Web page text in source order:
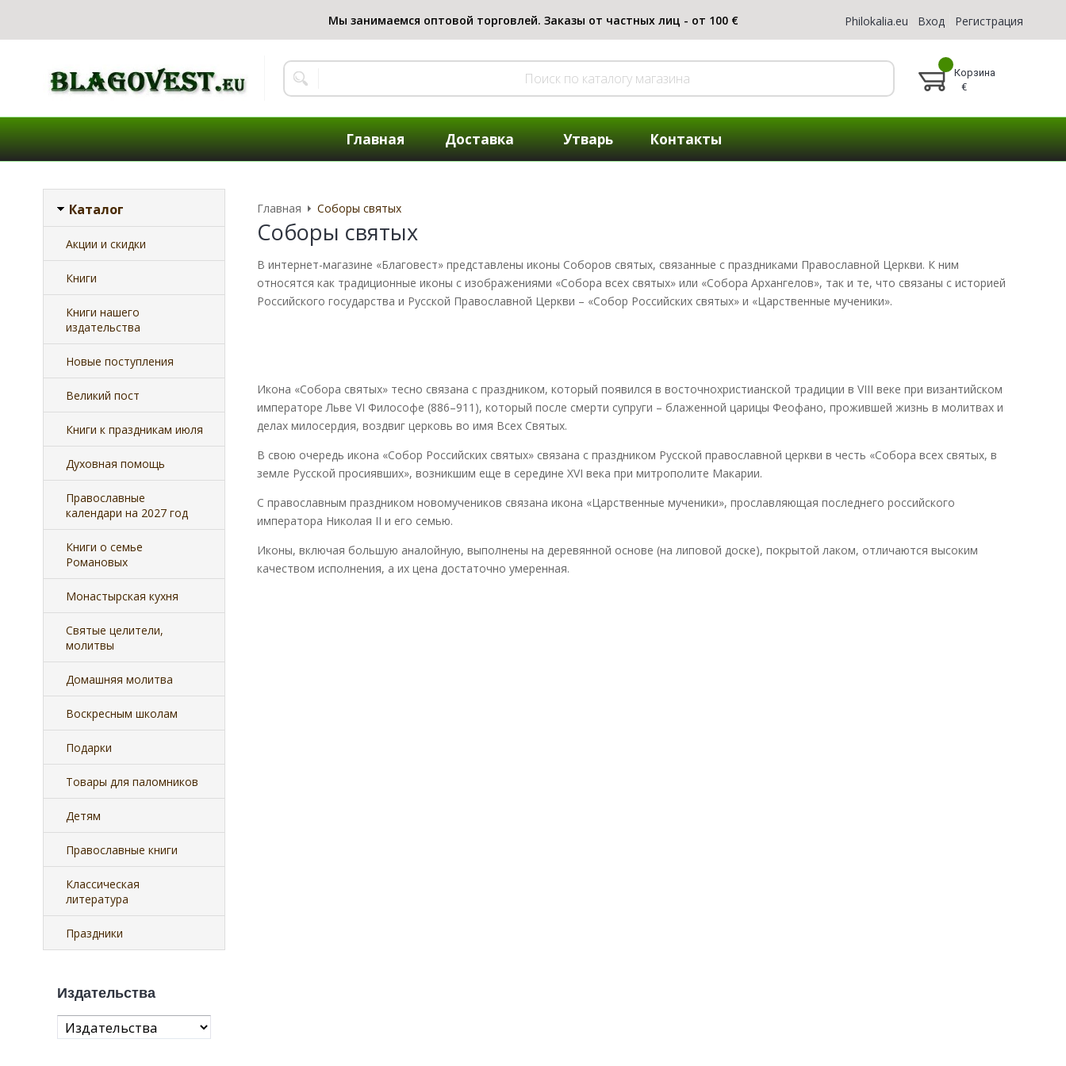
Philokalia.eu Вход Регистрация
Корзина
€
Главная Доставка Утварь Контакты
Каталог
Акции и скидки
Книги
Книги нашего
издательства
Новые поступления
Великий пост
Книги к праздникам июля
Духовная помощь
Православные
календари на 2027 год
Книги о семье
Романовых
Монастырская кухня
Святые целители,
молитвы
Домашняя молитва
Воскресным школам
Подарки
Товары для паломников
Детям
Православные книги
Классическая
литература
Праздники
Издательства
Главная Соборы святых
Соборы святых
В интернет-магазине «Благовест» представлены иконы Соборов святых, связанные с праздниками Православной Церкви. К ним
относятся как традиционные иконы с изображениями «Собора всех святых» или «Собора Архангелов», так и те, что связаны с историей
Российского государства и Русской Православной Церкви – «Собор Российских святых» и «Царственные мученики».
Икона «Собора святых» тесно связана с праздником, который появился в восточнохристианской традиции в VIII веке при византийском
императоре Льве VI Философе (886–911), который после смерти супруги – блаженной царицы Феофано, прожившей жизнь в молитвах и
делах милосердия, воздвиг церковь во имя Всех Святых.
В свою очередь икона «Собор Российских святых» связана с праздником Русской православной церкви в честь «Собора всех святых, в
земле Русской просиявших», возникшим еще в середине XVI века при митрополите Макарии.
С православным праздником новомучеников связана икона «Царственные мученики», прославляющая последнего российского
императора Николая II и его семью.
Иконы, включая большую аналойную, выполнены на деревянной основе (на липовой доске), покрытой лаком, отличаются высоким
качеством исполнения, а их цена достаточно умеренная.